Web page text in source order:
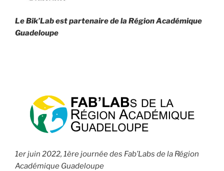
Le Bik’Lab est partenaire de la Région Académique
Guadeloupe
1er juin 2022, 1ère journée des Fab’Labs de la Région
Académique Guadeloupe